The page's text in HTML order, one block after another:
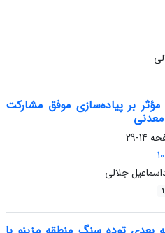
بر پیاده‌سازی موفق مشارکت
14-29
جلالی